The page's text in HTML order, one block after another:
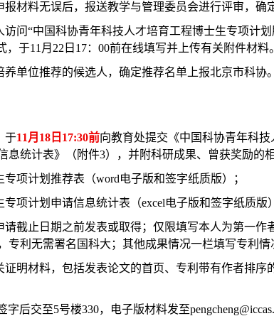
报材料无误后，报送教学与管理委员会进行评审，确
访问“中国科协青年科技人才培育工程博士生专项计
，于11 月 22 日 17： 00前在线填写并上传有关附件材料。
养单位推荐的候选人，确定推荐名单上报北京市科
于11 月 18 日 17:30前向教育处提交《中国科协青年科
息统计表》（附件3），并附科研成果、曾获奖励的
专项计划推荐表（word电子版和签字纸质版）；
项计划申请信息统计表（excel电子版和签字纸质版
截止日期之前发表或取得；仅限填写本人为第一
利无需署名国科大；其他成果情况一栏填写专利情
明材料，包括发表论文的首页、专利带有作者排序
字后交至5号楼330，电子版材料发至